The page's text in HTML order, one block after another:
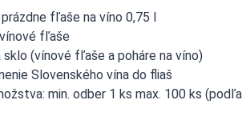
fľaše na víno 0,75 l
fľaše
sklo (vínové fľaše a poháre na víno)
Slovenského vína do fliaš
min. odber 1 ks max. 100 ks (podľa